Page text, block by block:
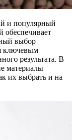
и популярный
обеспечивает
выбор
ключевым
результата. В
материалы
их выбрать и на